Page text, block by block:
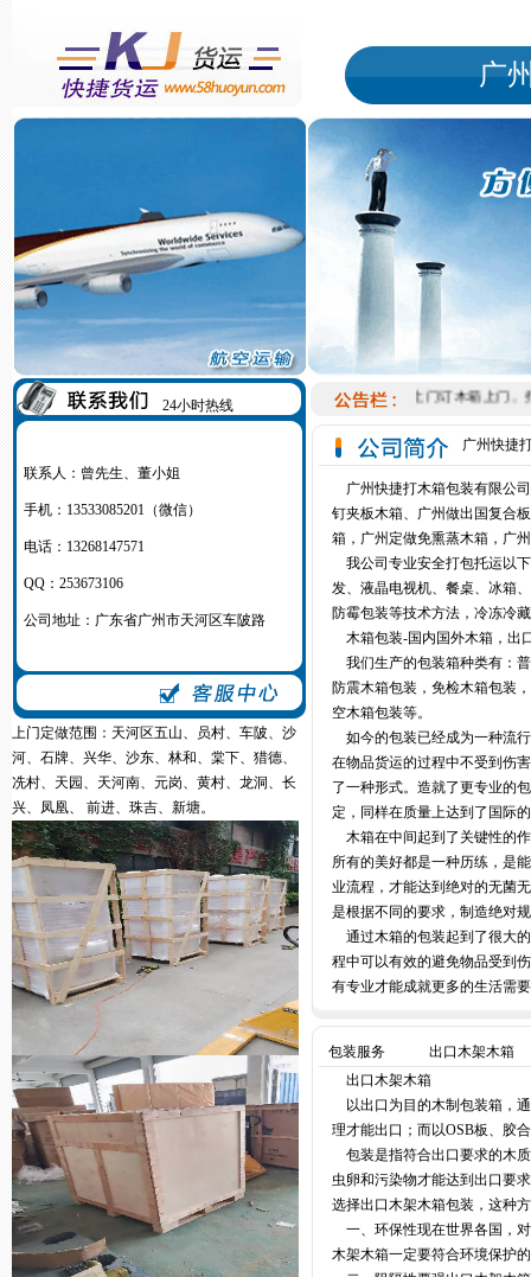
广
24小时热线
联系人：曾先生、董小姐
手机：13533085201（微信）
电话：13268147571
QQ：253673106
公司地址：广东省广州市天河区车陂路
上门定做范围：天河区五山、员村、车陂、沙
河、石牌、兴华、沙东、林和、棠下、猎德、
冼村、天园、天河南、元岗、黄村、龙洞、长
兴、凤凰、 前进、珠吉、新塘。
附近哪里有上门订木箱上门。
广州快捷
广州快捷打木箱包装有限公
钉夹板木箱、广州做出国复合
箱，广州定做免熏蒸木箱，广
我公司专业安全打包托运以
发、液晶电视机、餐桌、冰箱
防霉包装等技术方法， 冷冻冷
木箱包装-国内国外木箱，出
我们生产的包装箱种类有：
防震木箱包装，免检木箱包装
空木箱包装等。
如今的包装已经成为一种流
在物品货运的过程中不受到伤
了一种形式。造就了更专业的
定，同样在质量上达到了国际
木箱在中间起到了关键性的
所有的美好都是一种历练，是
业流程，才能达到绝对的无菌
是根据不同的要求，制造绝对
通过木箱的包装起到了很大
程中可以有效的避免物品受到
有专业才能成就更多的生活需
包装服务
出口木架木箱
出口木架木箱
以出口为目的木制包装箱，
理才能出口；而以OSB板、胶
包装是指符合出口要求的木
虫卵和污染物才能达到出口要
选择出口木架木箱包装，这种
一、环保性现在世界各国，
木架木箱一定要符合环境保护